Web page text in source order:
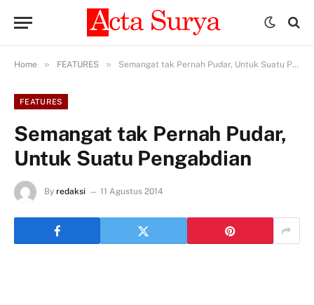
Home » FEATURES » Semangat tak Pernah Pudar, Untuk Suatu Pengabdian
FEATURES
Semangat tak Pernah Pudar,
Untuk Suatu Pengabdian
By redaksi 11 Agustus 2014